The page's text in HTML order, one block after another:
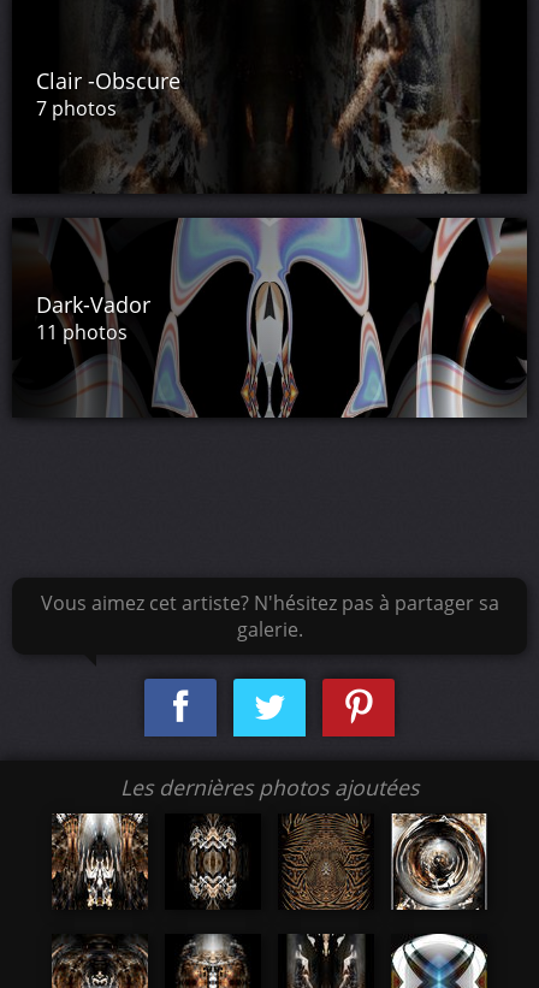
Clair -Obscure
7 photos
Dark-Vador
11 photos
Vous aimez cet artiste? N'hésitez pas à partager sa
galerie.
Les dernières photos ajoutées